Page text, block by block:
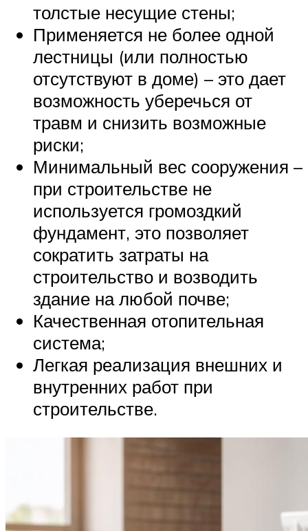
толстые несущие стены;
Применяется не более одной
лестницы (или полностью
отсутствуют в доме) – это дает
возможность уберечься от
травм и снизить возможные
риски;
Минимальный вес сооружения –
при строительстве не
используется громоздкий
фундамент, это позволяет
сократить затраты на
строительство и возводить
здание на любой почве;
Качественная отопительная
система;
Легкая реализация внешних и
внутренних работ при
строительстве.